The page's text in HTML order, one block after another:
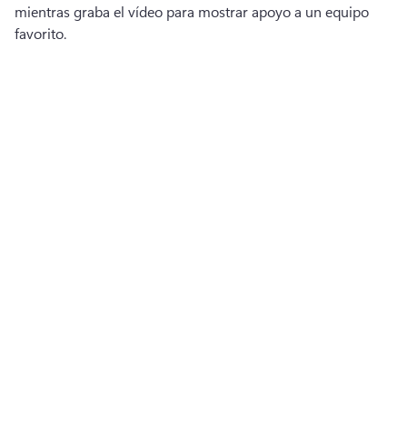
mientras graba el vídeo para mostrar apoyo a un equipo
favorito.